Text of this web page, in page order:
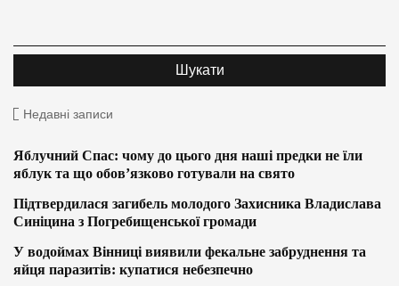
Недавні записи
Яблучний Спас: чому до цього дня наші предки не їли
яблук та що обов’язково готували на свято
Підтвердилася загибель молодого Захисника Владислава
Синіцина з Погребищенської громади
У водоймах Вінниці виявили фекальне забруднення та
яйця паразитів: купатися небезпечно